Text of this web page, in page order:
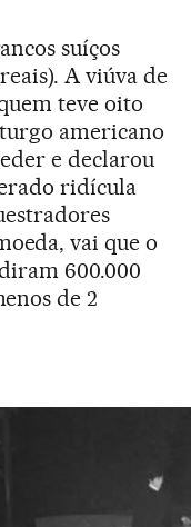
suíços
A viúva de
teve oito
americano
e declarou
ridícula
vai que o
600.000
de 2